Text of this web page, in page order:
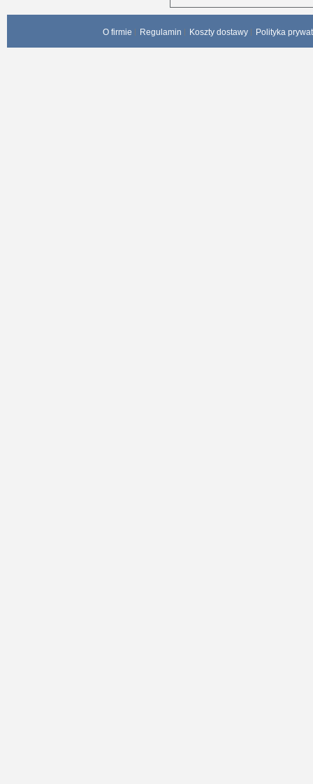
O firmie Regulamin Koszty dostawy Polityka